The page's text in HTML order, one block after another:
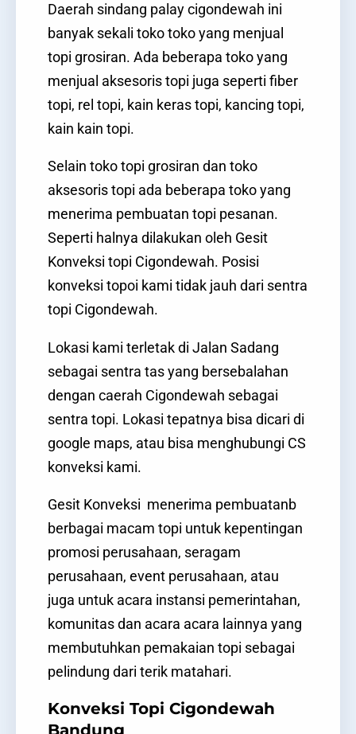
Daerah sindang palay cigondewah ini
banyak sekali toko toko yang menjual
topi grosiran. Ada beberapa toko yang
menjual aksesoris topi juga seperti fiber
topi, rel topi, kain keras topi, kancing topi,
kain kain topi.
Selain toko topi grosiran dan toko
aksesoris topi ada beberapa toko yang
menerima pembuatan topi pesanan.
Seperti halnya dilakukan oleh Gesit
Konveksi topi Cigondewah. Posisi
konveksi topoi kami tidak jauh dari sentra
topi Cigondewah.
Lokasi kami terletak di Jalan Sadang
sebagai sentra tas yang bersebalahan
dengan caerah Cigondewah sebagai
sentra topi. Lokasi tepatnya bisa dicari di
google maps, atau bisa menghubungi CS
konveksi kami.
Gesit Konveksi menerima pembuatanb
berbagai macam topi untuk kepentingan
promosi perusahaan, seragam
perusahaan, event perusahaan, atau
juga untuk acara instansi pemerintahan,
komunitas dan acara acara lainnya yang
membutuhkan pemakaian topi sebagai
pelindung dari terik matahari.
Konveksi Topi Cigondewah
Bandung